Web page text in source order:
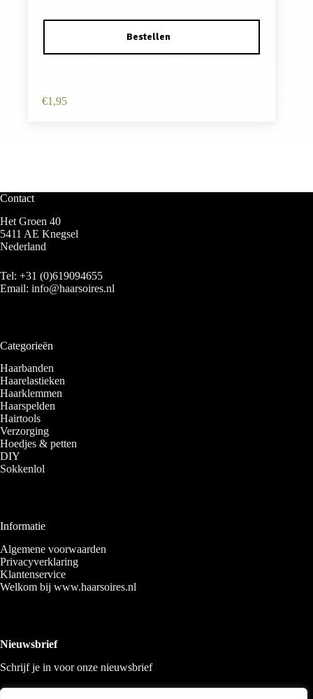
€1,95
Contact
Het Groen 40
5411 AE Knegsel
Nederland
Tel: +31 (0)619094655
Email: info@haarsoires.nl
Categorieën
Haarbanden
Haarelastieken
Haarklemmen
Haarspelden
Hairtools
Verzorging
Hoedjes & petten
DIY
Sokkenlol
Informatie
Algemene voorwaarden
Privacyverklaring
Klantenservice
Welkom bij www.haarsoires.nl
Nieuwsbrief
Schrijf je in voor onze nieuwsbrief